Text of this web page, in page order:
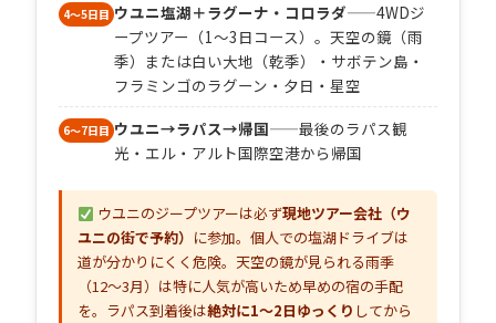
4〜5日目 ウユニ塩湖＋ラグーナ・コロラダ——4WDジ
ープツアー（1〜3日コース）。天空の鏡（雨
季）または白い大地（乾季）・サボテン島・
フラミンゴのラグーン・夕日・星空
6〜7日目 ウユニ→ラパス→帰国——最後のラパス観
光・エル・アルト国際空港から帰国
ウユニのジープツアーは必ず現地ツアー会社（ウ
ユニの街で予約） に参加。個人での塩湖ドライブは
道が分かりにくく危険。天空の鏡が見られる雨季
（12〜3月）は特に人気が高いため早めの宿の手配
を。ラパス到着後は絶対に1〜2日ゆっくり してから